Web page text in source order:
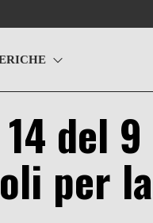
del 9
per la